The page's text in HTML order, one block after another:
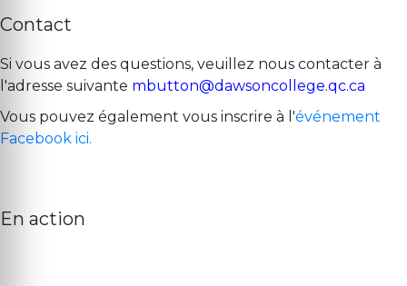
Contact
Si vous avez des questions, veuillez nous contacter à
l'adresse suivante mbutton@dawsoncollege.qc.ca
Vous pouvez également vous inscrire à l'événement
Facebook ici.
En action